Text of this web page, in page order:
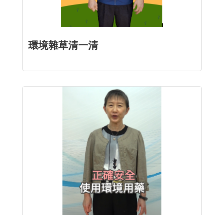
環境雜草清一清